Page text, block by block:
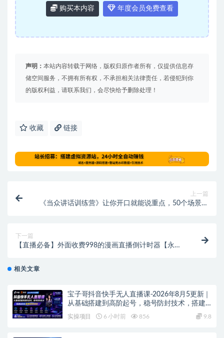
购买本内容 年度会员免费查看
声明： 本站内容转载于网络，版权归原作者所有，仅提供信息存
储空间服务，不拥有所有权，不承担相关法律责任，若侵犯到你
的版权利益，请联系我们，会尽快给予删除处理！
收藏 链接
上一篇
《当众讲话训练营》让你开口就能说重点，50个场景模
下一篇
【直播必备】外面收费998的漫画直播倒计时器【永久
相关文章
宝子哥抖音快手无人直播课-2026年8月5更新｜
从基础搭建到高阶起号，稳号防封技术，搭建
自动化直播变现体系
实操项目 6 小时前 856 9.8